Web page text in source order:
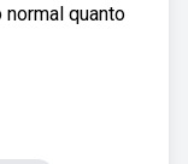
normal quanto